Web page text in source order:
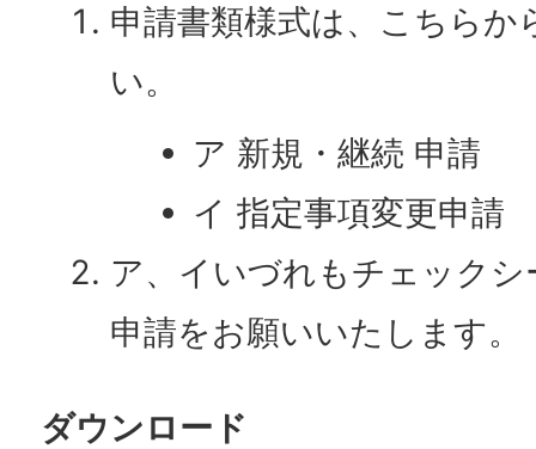
申請書類様式は、こちら
い。
ア 新規・継続 申請
イ 指定事項変更申請
ア、イいづれもチェック
申請をお願いいたします。
ダウンロード